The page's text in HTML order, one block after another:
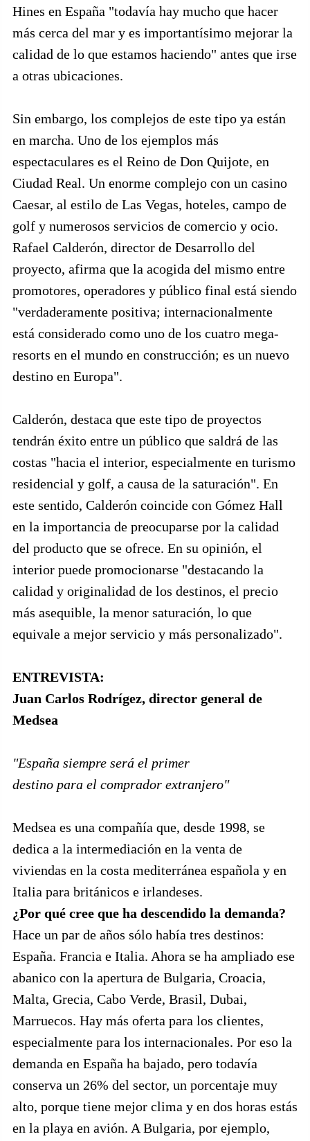
Hines en España "todavía hay mucho que hacer
más cerca del mar y es importantísimo mejorar la
calidad de lo que estamos haciendo" antes que irse
a otras ubicaciones.
Sin embargo, los complejos de este tipo ya están
en marcha. Uno de los ejemplos más
espectaculares es el Reino de Don Quijote, en
Ciudad Real. Un enorme complejo con un casino
Caesar, al estilo de Las Vegas, hoteles, campo de
golf y numerosos servicios de comercio y ocio.
Rafael Calderón, director de Desarrollo del
proyecto, afirma que la acogida del mismo entre
promotores, operadores y público final está siendo
"verdaderamente positiva; internacionalmente
está considerado como uno de los cuatro mega-
resorts en el mundo en construcción; es un nuevo
destino en Europa".
Calderón, destaca que este tipo de proyectos
tendrán éxito entre un público que saldrá de las
costas "hacia el interior, especialmente en turismo
residencial y golf, a causa de la saturación". En
este sentido, Calderón coincide con Gómez Hall
en la importancia de preocuparse por la calidad
del producto que se ofrece. En su opinión, el
interior puede promocionarse "destacando la
calidad y originalidad de los destinos, el precio
más asequible, la menor saturación, lo que
equivale a mejor servicio y más personalizado".
ENTREVISTA:
Juan Carlos Rodrígez, director general de
Medsea
"España siempre será el primer
destino para el comprador extranjero"
Medsea es una compañía que, desde 1998, se
dedica a la intermediación en la venta de
viviendas en la costa mediterránea española y en
Italia para británicos e irlandeses.
¿Por qué cree que ha descendido la demanda?
Hace un par de años sólo había tres destinos:
España. Francia e Italia. Ahora se ha ampliado ese
abanico con la apertura de Bulgaria, Croacia,
Malta, Grecia, Cabo Verde, Brasil, Dubai,
Marruecos. Hay más oferta para los clientes,
especialmente para los internacionales. Por eso la
demanda en España ha bajado, pero todavía
conserva un 26% del sector, un porcentaje muy
alto, porque tiene mejor clima y en dos horas estás
en la playa en avión. A Bulgaria, por ejemplo,